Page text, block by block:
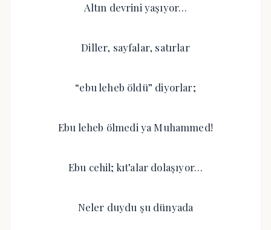
Altın devrini yaşıyor…
Diller, sayfalar, satırlar
“ebu leheb öldü” diyorlar;
Ebu leheb ölmedi ya Muhammed!
Ebu cehil; kıt’alar dolaşıyor…
Neler duydu şu dünyada